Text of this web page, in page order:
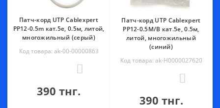
Патч-корд UTP Cablexpert
PP12-0.5m кат.5e, 0.5м, литой,
многожильный (серый)
Код товара: ak-00-00000863
390 тнг.
Патч-корд UTP Cablexpert
PP12-0.5M/B кат.5e, 0.5м,
литой, многожильный
(синий)
Код товара: ak-Н0000027620
390 тнг.